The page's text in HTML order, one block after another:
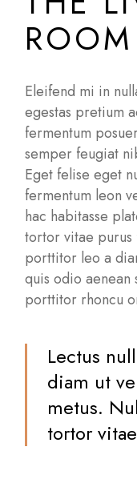
ROOM
Eleifend mi in
egestas pretium
fermentum
semper feugiat
Eget felise eget
fermentum leon
hac habitasse
tortor vitae purus
porttitor leo a
quis odio
porttitor rhoncu
Lectus
diam ut
metus.
tortor